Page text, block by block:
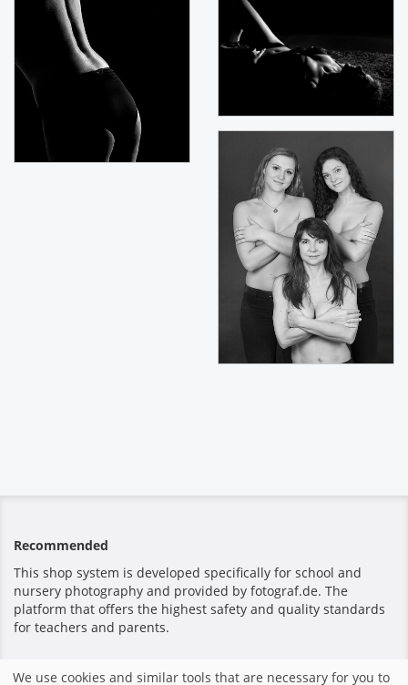
Recommended
This shop system is developed specifically for school and
nursery photography and provided by fotograf.de. The
platform that offers the highest safety and quality standards
for teachers and parents.
We use cookies and similar tools that are necessary for you to